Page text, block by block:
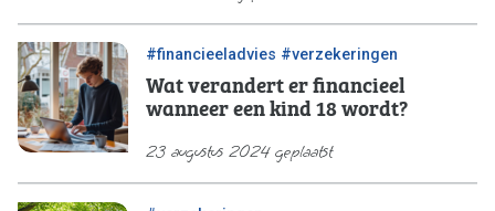
#financieeladvies /#verzekeringen
Wat verandert er financieel
wanneer een kind 18 wordt?
23 augustus 2024 geplaatst